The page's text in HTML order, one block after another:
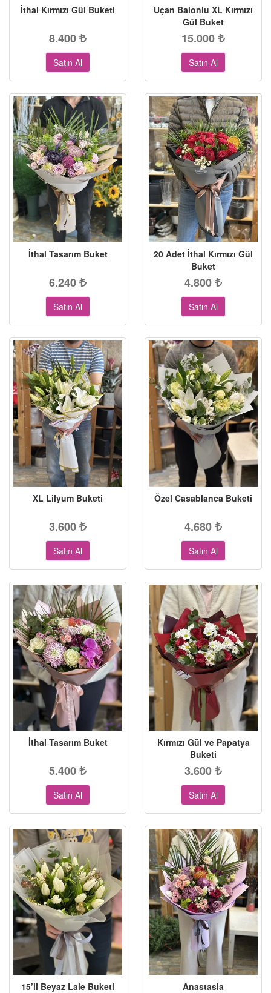
İthal Kırmızı Gül Buketi
8.400
Satın Al
Uçan Balonlu XL Kırmızı
Gül Buket
15.000
Satın Al
İthal Tasarım Buket
6.240
Satın Al
20 Adet İthal Kırmızı Gül
Buket
4.800
Satın Al
XL Lilyum Buketi
3.600
Satın Al
Özel Casablanca Buketi
4.680
Satın Al
İthal Tasarım Buket
5.400
Satın Al
Kırmızı Gül ve Papatya
Buketi
3.600
Satın Al
15’li Beyaz Lale Buketi Anastasia